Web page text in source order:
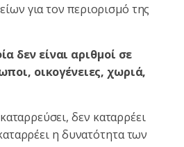
για τον περιορισμό της
δεν είναι αριθμοί σε
οικογένειες, χωριά,
δεν καταρρέει
η δυνατότητα των